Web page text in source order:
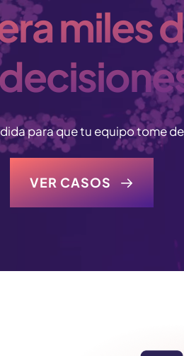
miles
para que tu equipo tome
VER CASOS